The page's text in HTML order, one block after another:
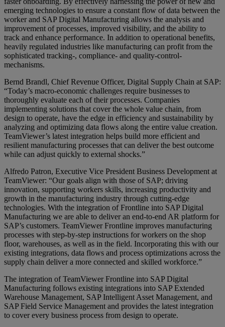
emerging technologies to ensure a constant flow of data between the
worker and SAP Digital Manufacturing allows the analysis and
improvement of processes, improved visibility, and the ability to
track and enhance performance. In addition to operational benefits,
heavily regulated industries like manufacturing can profit from the
sophisticated tracking-, compliance- and quality-control-
mechanisms.
Bernd Brandl, Chief Revenue Officer, Digital Supply Chain at SAP:
“Today’s macro-economic challenges require businesses to
thoroughly evaluate each of their processes. Companies
implementing solutions that cover the whole value chain, from
design to operate, have the edge in efficiency and sustainability by
analyzing and optimizing data flows along the entire value creation.
TeamViewer’s latest integration helps build more efficient and
resilient manufacturing processes that can deliver the best outcome
while can adjust quickly to external shocks.”
Alfredo Patron, Executive Vice President Business Development at
TeamViewer: “Our goals align with those of SAP; driving
innovation, supporting workers skills, increasing productivity and
growth in the manufacturing industry through cutting-edge
technologies. With the integration of Frontline into SAP Digital
Manufacturing we are able to deliver an end-to-end AR platform for
SAP’s customers. TeamViewer Frontline improves manufacturing
processes with step-by-step instructions for workers on the shop
floor, warehouses, as well as in the field. Incorporating this with our
existing integrations, data flows and process optimizations across the
supply chain deliver a more connected and skilled workforce.”
The integration of TeamViewer Frontline into SAP Digital
Manufacturing follows existing integrations into SAP Extended
Warehouse Management, SAP Intelligent Asset Management, and
SAP Field Service Management and provides the latest integration
to cover every business process from design to operate.